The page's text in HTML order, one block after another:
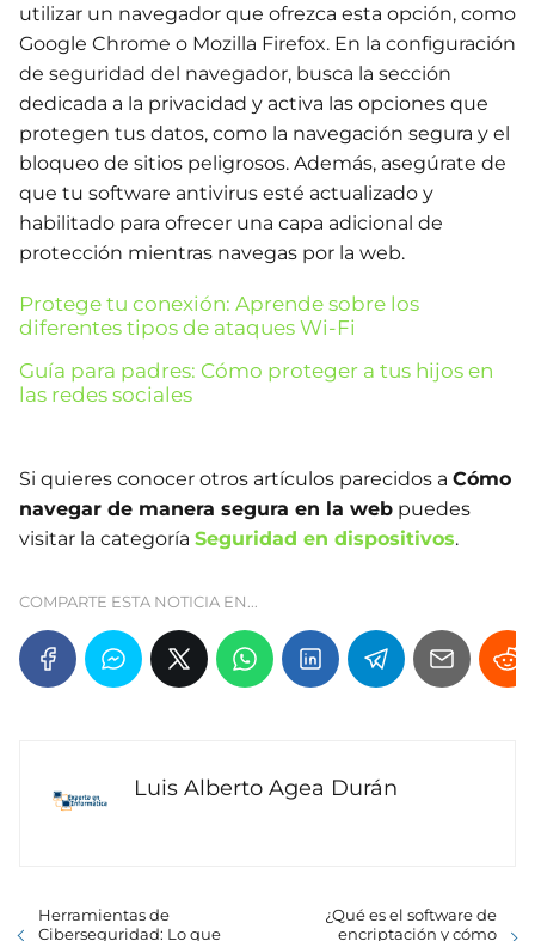
utilizar un navegador que ofrezca esta opción, como
Google Chrome o Mozilla Firefox. En la configuración
de seguridad del navegador, busca la sección
dedicada a la privacidad y activa las opciones que
protegen tus datos, como la navegación segura y el
bloqueo de sitios peligrosos. Además, asegúrate de
que tu software antivirus esté actualizado y
habilitado para ofrecer una capa adicional de
protección mientras navegas por la web.
Protege tu conexión: Aprende sobre los
diferentes tipos de ataques Wi-Fi
Guía para padres: Cómo proteger a tus hijos en
las redes sociales
Si quieres conocer otros artículos parecidos a Cómo
navegar de manera segura en la web puedes
visitar la categoría Seguridad en dispositivos.
COMPARTE ESTA NOTICIA EN...
Luis Alberto Agea Durán
Herramientas de
Ciberseguridad: Lo que
¿Qué es el software de
encriptación y cómo